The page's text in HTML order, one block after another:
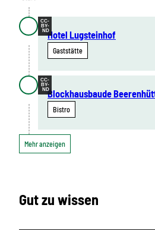
CC-
BY-
NDHotel Lugsteinhof
Gaststätte
CC-
BY-
NDBlockhausbaude
Bistro
Mehr anzeigen
Gut zu wissen